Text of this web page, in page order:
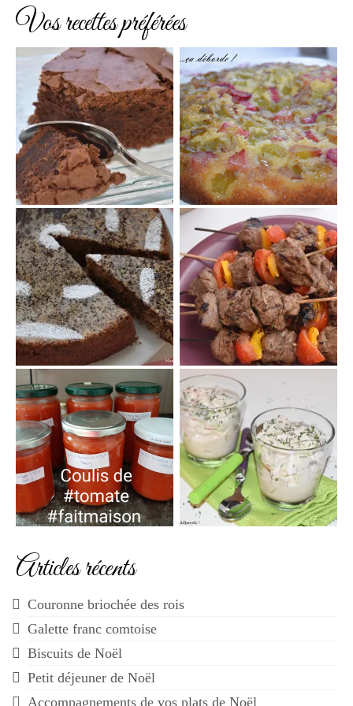
Vos recettes préférées
Articles récents
Couronne briochée des rois
Galette franc comtoise
Biscuits de Noël
Petit déjeuner de Noël
Accompagnements de vos plats de Noël